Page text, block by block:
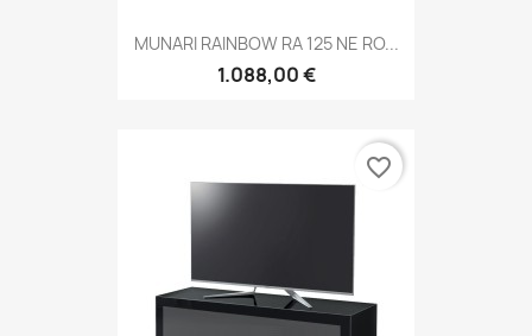
MUNARI RAINBOW RA 125 NE RO...
1.088,00 €
favorite_border